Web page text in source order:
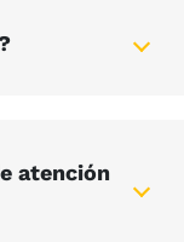
atención